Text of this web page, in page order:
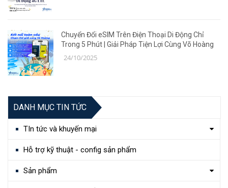
Chuyển Đổi eSIM Trên Điện Thoại Di Động Chỉ
Trong 5 Phút | Giải Pháp Tiện Lợi Cùng Võ Hoàng
24/10/2025
DANH MỤC TIN TỨC
TIn tức và khuyến mại
Hỗ trợ kỹ thuật - config sản phẩm
Sản phẩm